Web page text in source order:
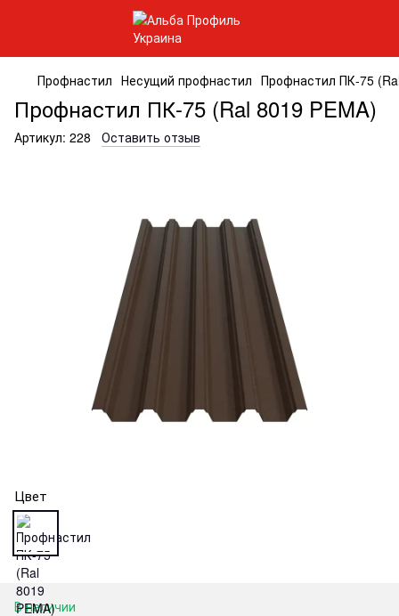
Профнастил Несущий профнастил Профнастил ПК-75
Профнастил ПК-75 (Ral 8019 PEMA)
Артикул: 228 Оставить отзыв
Цвет
В наличии